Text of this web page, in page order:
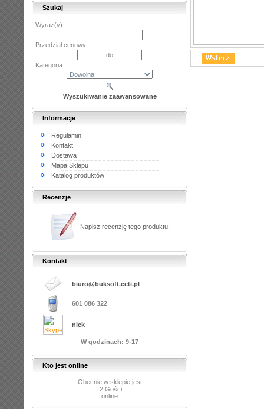
Szukaj
Wyraz(y):
Przedział cenowy:
do
Kategoria:
Wyszukiwanie zaawansowane
Informacje
Regulamin
Kontakt
Dostawa
Mapa Sklepu
Katalog produktów
Recenzje
Napisz recenzję tego produktu!
Kontakt
biuro@buksoft.ceti.pl
601 086 322
nick
W godzinach: 9-17
Kto jest online
Obecnie w sklepie jest
2 Gości
online.